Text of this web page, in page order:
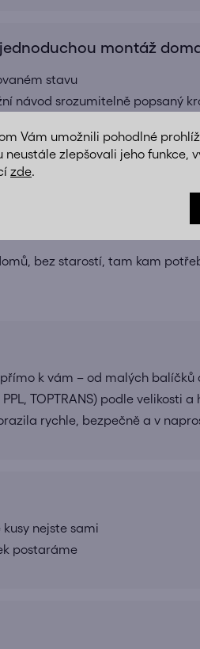
Vám umožnili pohodlné
zlepšovali jeho funkce,
zde.
montáž
stavu
návod srozumitelně popsaný
součástí balení, aby byla
MY VÁM S NIMI
bez starostí, tam kam
k vám – od malých balíčků
TOPTRANS) podle velikosti
rychle, bezpečně a v
nejste sami
postaráme